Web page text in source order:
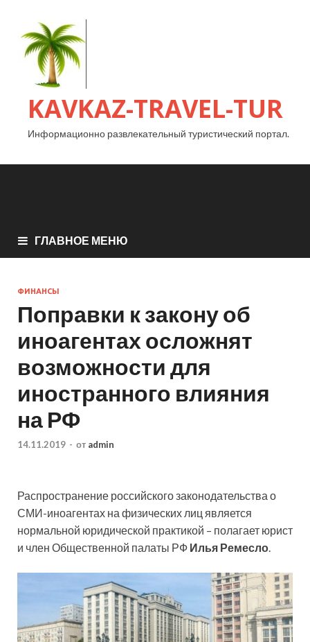
KAVKAZ-TRAVEL-TUR
Информационно развлекательный туристический портал.
ГЛАВНОЕ МЕНЮ
ФИНАНСЫ
Поправки к закону об
иноагентах осложнят
возможности для
иностранного влияния
на РФ
14.11.2019 - от admin
Распространение российского законодательства о
СМИ-иноагентах на физических лиц является
нормальной юридической практикой – полагает юрист
и член Общественной палаты РФ Илья Ремесло